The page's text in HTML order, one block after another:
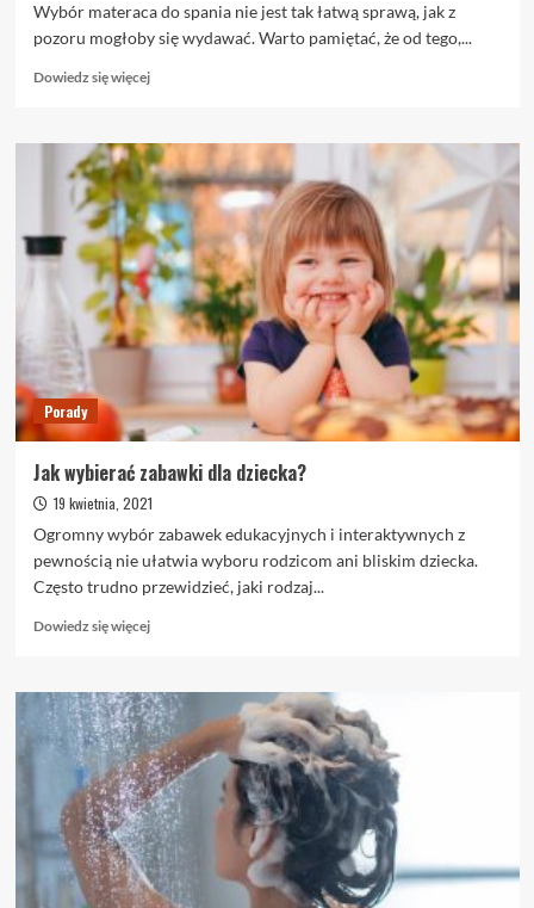
Wybór materaca do spania nie jest tak łatwą sprawą, jak z
pozoru mogłoby się wydawać. Warto pamiętać, że od tego,...
Dowiedz się więcejDowiedz
o
Piankowy
czy
sprężynowy?
Jaki
materac
do
spania
wybrać?
Porady
Jak wybierać zabawki dla dziecka?
19 kwietnia, 2021
Ogromny wybór zabawek edukacyjnych i interaktywnych z
pewnością nie ułatwia wyboru rodzicom ani bliskim dziecka.
Często trudno przewidzieć, jaki rodzaj...
Dowiedz się więcejDowiedz
o
Jak
wybierać
zabawki
dla
dziecka?